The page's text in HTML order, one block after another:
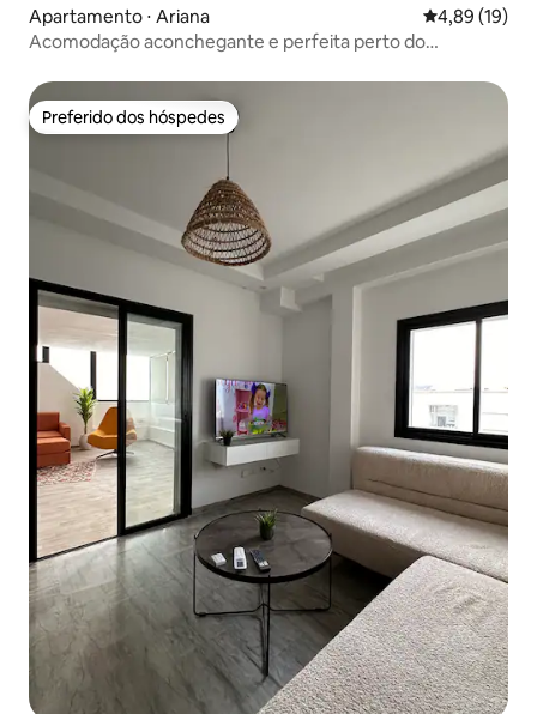
Apartamento ⋅ Ariana 4,89 de uma
4,89 (19)
Acomodação aconchegante e perfeita perto do
Preferido dos hóspedes
Preferido dos hóspedes